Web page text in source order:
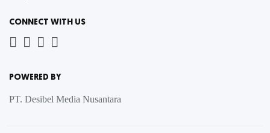
CONNECT WITH US
POWERED BY
PT. Desibel Media Nusantara